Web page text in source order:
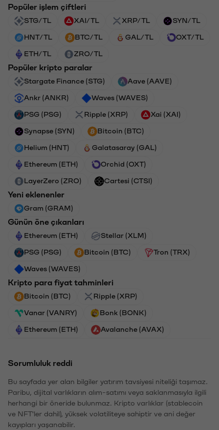
Popüler işlem çiftleri
STG/TL XAI/TL XRP/TL SYN/TL
HNT/TL BTC/TL GAL/TL OXT/TL
ETH/TL ZRO/TL
Popüler kripto paralar
Stargate Finance (STG) Aave (AAVE)
Ankr (ANKR) Waves (WAVES)
PSG (PSG) Ripple (XRP) Xai (XAI)
Synapse (SYN) Bitcoin (BTC)
Helium (HNT) Galatasaray (GAL)
Ethereum (ETH) Orchid (OXT)
LayerZero (ZRO) Cartesi (CTSI)
Yeni eklenenler
Gram (GRAM)
Günün öne çıkanları
Ethereum (ETH) Stellar (XLM)
PSG (PSG) Bitcoin (BTC) Tron (TRX)
Waves (WAVES)
Kripto para fiyat tahminleri
Bitcoin (BTC) Ripple (XRP)
Vanar (VANRY) Bonk (BONK)
Ethereum (ETH) Avalanche (AVAX)
Sorumluluk reddi
Bu sayfada yer alan bilgiler yatırım tavsiyesi niteliği taşımaz.
Paribu, dijital varlıkların alım-satımı veya saklanmasıyla ilgili
herhangi bir öneride bulunmaz. Kripto varlıklar (stablecoin
ve NFT'ler dahil), yüksek volatiliteye sahiptir ve ani değer
kayıpları yaşanabilir.